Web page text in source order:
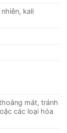
kali
mát, tránh
các loại hóa